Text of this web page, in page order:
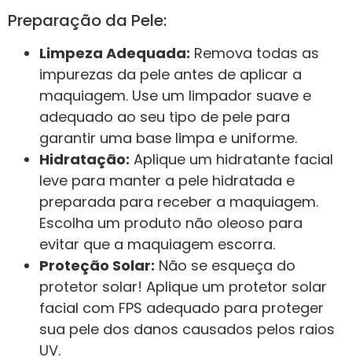
Preparação da Pele:
Limpeza Adequada: Remova todas as
impurezas da pele antes de aplicar a
maquiagem. Use um limpador suave e
adequado ao seu tipo de pele para
garantir uma base limpa e uniforme.
Hidratação: Aplique um hidratante facial
leve para manter a pele hidratada e
preparada para receber a maquiagem.
Escolha um produto não oleoso para
evitar que a maquiagem escorra.
Proteção Solar: Não se esqueça do
protetor solar! Aplique um protetor solar
facial com FPS adequado para proteger
sua pele dos danos causados pelos raios
UV.